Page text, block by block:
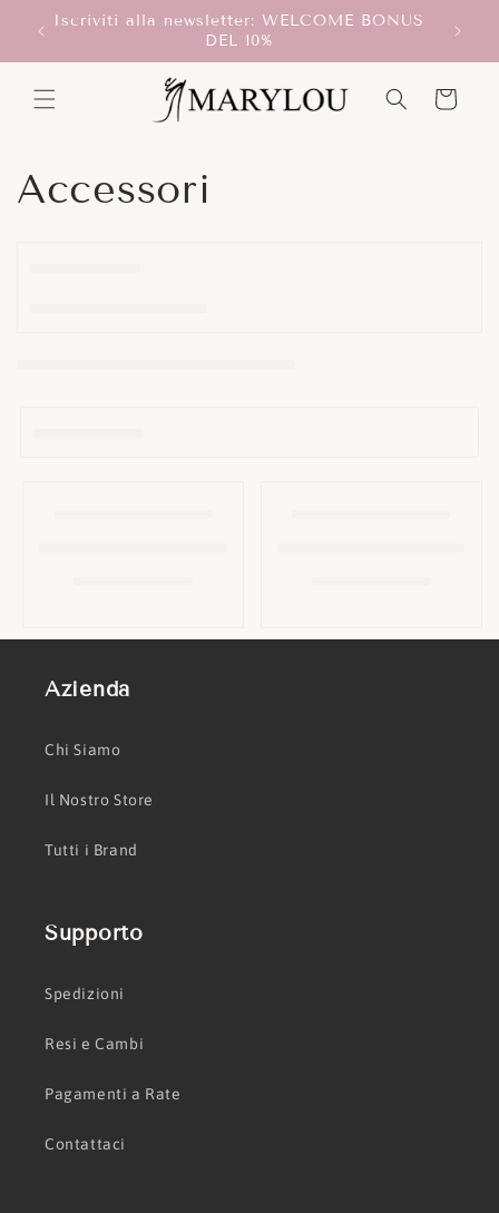
direttamente
Iscriviti alla newsletter: WELCOME BONUS
DEL 10%
Carrello
C
e
Accessori
Azienda
Chi Siamo
Il Nostro Store
Tutti i Brand
Supporto
Spedizioni
Resi e Cambi
Pagamenti a Rate
Contattaci